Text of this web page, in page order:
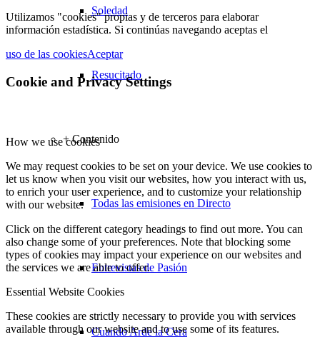
Soledad
Resucitado
+ Contenido
Todas las emisiones en Directo
Entrevistas de Pasión
Cuando Arde la Cera
Utilizamos "cookies" propias y de terceros para elaborar
información estadística. Si continúas navegando aceptas el
uso de las cookiesAceptar
Cookie and Privacy Settings
How we use cookies
We may request cookies to be set on your device. We use cookies to
let us know when you visit our websites, how you interact with us,
to enrich your user experience, and to customize your relationship
with our website.
Click on the different category headings to find out more. You can
also change some of your preferences. Note that blocking some
types of cookies may impact your experience on our websites and
the services we are able to offer.
Essential Website Cookies
These cookies are strictly necessary to provide you with services
available through our website and to use some of its features.